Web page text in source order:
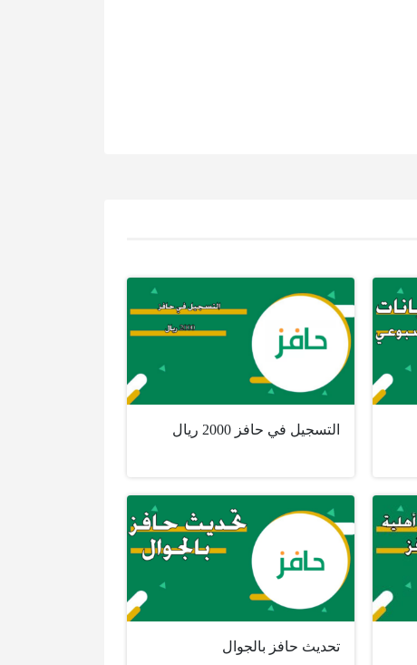
التسجيل في حافز 2000 ريال
تحديث حافز بالجوال